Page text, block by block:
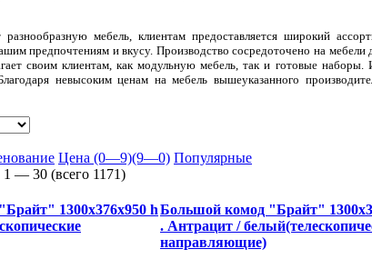
разнообразную мебель, клиентам предоставляется широкий
предпочтениям и вкусу. Производство сосредоточено на
своим клиентам, как модульную мебель, так и готовые наборы.
невысоким ценам на мебель вышеуказанного
Цена (0—9)(9—0) Популярные
1 — 30 (всего 1171)
1300х376х950 hБольшой комод "Брайт"
. Антрацит /
направляющие)